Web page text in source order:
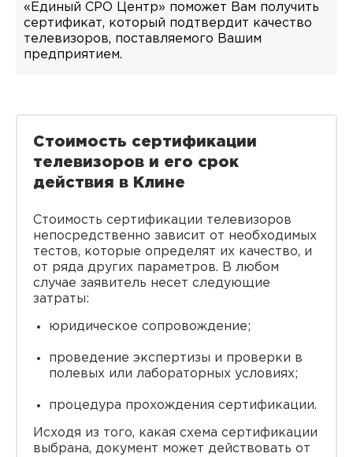
«Единый СРО Центр» поможет Вам получить
сертификат, который подтвердит качество
телевизоров, поставляемого Вашим
предприятием.
Стоимость сертификации
телевизоров и его срок
действия в Клине
Стоимость сертификации телевизоров
непосредственно зависит от необходимых
тестов, которые определят их качество, и
от ряда других параметров. В любом
случае заявитель несет следующие
затраты:
юридическое сопровождение;
проведение экспертизы и проверки в
полевых или лабораторных условиях;
процедура прохождения сертификации.
Исходя из того, какая схема сертификации
выбрана, документ может действовать от